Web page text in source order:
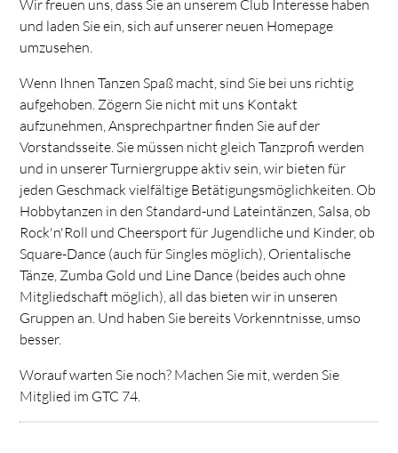
Wir freuen uns, dass Sie an unserem Club Interesse haben
und laden Sie ein, sich auf unserer neuen Homepage
umzusehen.
Wenn Ihnen Tanzen Spaß macht, sind Sie bei uns richtig
aufgehoben. Zögern Sie nicht mit uns Kontakt
aufzunehmen, Ansprechpartner finden Sie auf der
Vorstandsseite. Sie müssen nicht gleich Tanzprofi werden
und in unserer Turniergruppe aktiv sein, wir bieten für
jeden Geschmack vielfältige Betätigungsmöglichkeiten. Ob
Hobbytanzen in den Standard-und Lateintänzen, Salsa, ob
Rock'n'Roll und Cheersport für Jugendliche und Kinder, ob
Square-Dance (auch für Singles möglich), Orientalische
Tänze, Zumba Gold und Line Dance (beides auch ohne
Mitgliedschaft möglich), all das bieten wir in unseren
Gruppen an. Und haben Sie bereits Vorkenntnisse, umso
besser.
Worauf warten Sie noch? Machen Sie mit, werden Sie
Mitglied im GTC 74.